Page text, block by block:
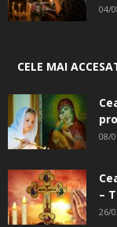
04/
CELE MAI
08/
–
26/